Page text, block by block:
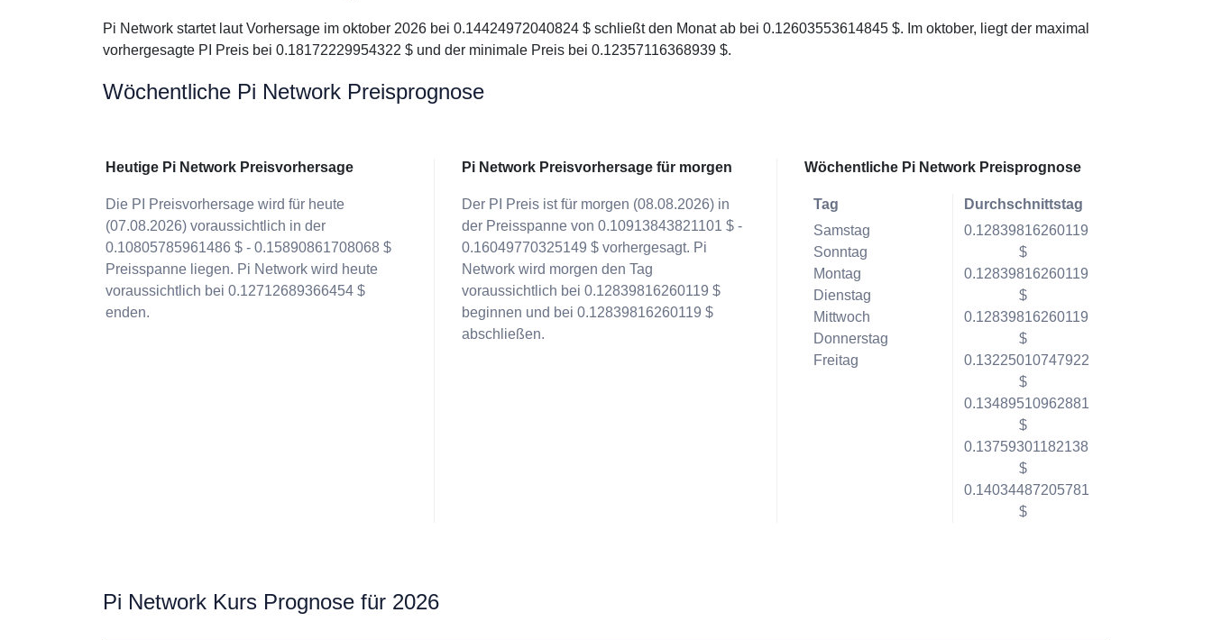
Pi Network startet laut Vorhersage im oktober 2026 bei 0.14424972040824 $ schließt den Monat ab bei 0.12603553614845 $. Im oktober, liegt der maximal
vorhergesagte PI Preis bei 0.18172229954322 $ und der minimale Preis bei 0.12357116368939 $.
Wöchentliche Pi Network Preisprognose
Heutige Pi Network Preisvorhersage
Die PI Preisvorhersage wird für heute
(07.08.2026) voraussichtlich in der
0.10805785961486 $ - 0.15890861708068 $
Preisspanne liegen. Pi Network wird heute
voraussichtlich bei 0.12712689366454 $
enden.
Pi Network Preisvorhersage für morgen
Der PI Preis ist für morgen (08.08.2026) in
der Preisspanne von 0.10913843821101 $ -
0.16049770325149 $ vorhergesagt. Pi
Network wird morgen den Tag
voraussichtlich bei 0.12839816260119 $
beginnen und bei 0.12839816260119 $
abschließen.
Wöchentliche Pi Network Preisprognose
Tag
Samstag
Sonntag
Montag
Dienstag
Mittwoch
Donnerstag
Freitag
Durchschnittstag
0.12839816260119
$
0.12839816260119
$
0.12839816260119
$
0.13225010747922
$
0.13489510962881
$
0.13759301182138
$
0.14034487205781
$
Pi Network Kurs Prognose für 2026